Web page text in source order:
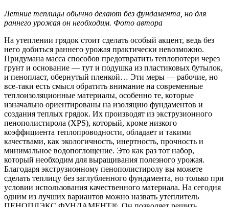
Летние теплицы обычно делают без фундамента, но для
раннего урожая он необходим. Фото автора
На утеплении грядок стоит сделать особый акцент, ведь без
него добиться раннего урожая практически невозможно.
Придумана масса способов предотвратить теплопотери через
грунт и основание — тут и подушка из пластиковых бутылок,
и пенопласт, обернутый пленкой… Эти меры — рабочие, но
все-таки есть смысл обратить внимание на современные
теплоизоляционные материалы, особенно те, которые
изначально ориентированы на изоляцию фундаментов и
создания теплых грядок. Их производят из экструзионного
пенополистирола (XPS), который, кроме низкого
коэффициента теплопроводности, обладает и такими
качествами, как экологичность, инертность, прочность и
минимальное водопоглощение. Это как раз тот набор,
который необходим для выращивания полезного урожая.
Благодаря экструзионному пенополистиролу вы можете
сделать теплицу без заглубленного фундамента, но только при
условии использования качественного материала. На сегодня
одним из лучших вариантов можно назвать утеплитель